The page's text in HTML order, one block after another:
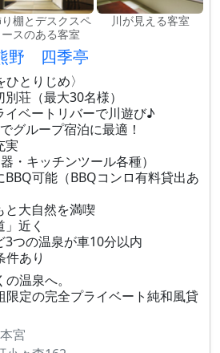
棚とデスクスペ
ースのある客室
川が見える客室
野 四季亭
とりじめ〉
荘（最大30名様）
ベートリバーで川遊び♪
グループ宿泊に最適！
実
・キッチンツール各種）
可能（BBQコンロ有料貸出あ
大自然を満喫
近く
つの温泉が車10分以内
あり
温泉へ。
限定の完全プライベート純和風貸
宮